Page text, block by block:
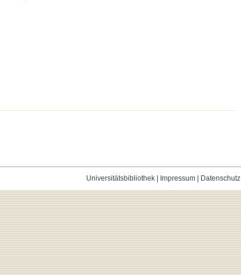
Universitätsbibliothek| Impressum| Datenschutz